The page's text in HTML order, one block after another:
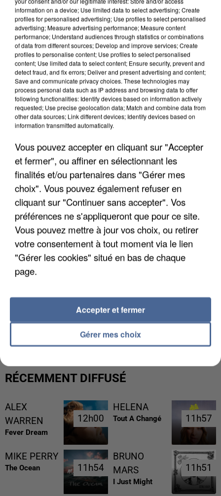
LES DONNÉES DE 300 000 CLIENTS DÉROBÉES À
GABRIEL ATTAL ET RAPHAËL GLUCKSMANN
VISÉS PAR DES INGÉRENCES...
RÉCEMMENT DIFFUSÉ
ALEX
WARREN
Fever Dream
12h00
12h00
HELENA
Tout A Changé 11h57
11h57
MIKE PERRY
The Ocean 11h54
11h54
BRUNO
MARS
I Just Might
11h51
11h51
information on a device; Use limited data to select advertising; Create
profiles for personalised advertising; Use profiles to select personalised
advertising; Measure advertising performance; Measure content
performance; Understand audiences through statistics or combinations
of data from different sources; Develop and improve services; Create
profiles to personalise content; Use profiles to select personalised
content; Use limited data to select content; Ensure security, prevent and
detect fraud, and fix errors; Deliver and present advertising and content;
Save and communicate privacy choices. These technologies may
process personal data such as IP address and browsing data to offer
following functionalities: Identify devices based on information actively
requested; Use precise geolocation data; Match and combine data from
other data sources; Link different devices; Identify devices based on
information transmitted automatically.
Vous pouvez accepter en cliquant sur "Accepter
et fermer", ou affiner en sélectionnant les
finalités et/ou partenaires dans "Gérer mes
choix". Vous pouvez également refuser en
cliquant sur "Continuer sans accepter". Vos
préférences ne s'appliqueront que pour ce site.
Vous pouvez mettre à jour vos choix, ou retirer
votre consentement à tout moment via le lien
"Gérer les cookies" situé en bas de chaque
page.
Gérer mes choix
Accepter et fermer